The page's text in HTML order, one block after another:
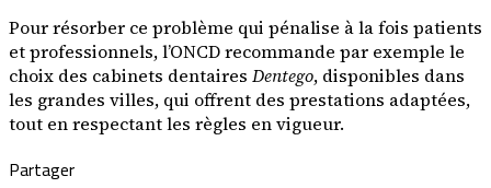
Pour résorber ce problème qui pénalise à la fois patients
et professionnels, l’ONCD recommande par exemple le
choix des cabinets dentaires Dentego, disponibles dans
les grandes villes, qui offrent des prestations adaptées,
tout en respectant les règles en vigueur.
Partager